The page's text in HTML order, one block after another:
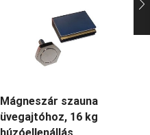
Mágneszár szauna
üvegajtóhoz, 16 kg